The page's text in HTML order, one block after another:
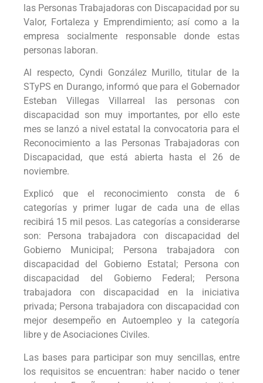
las Personas Trabajadoras con Discapacidad por su
Valor, Fortaleza y Emprendimiento; así como a la
empresa socialmente responsable donde estas
personas laboran.
Al respecto, Cyndi González Murillo, titular de la
STyPS en Durango, informó que para el Gobernador
Esteban Villegas Villarreal las personas con
discapacidad son muy importantes, por ello este
mes se lanzó a nivel estatal la convocatoria para el
Reconocimiento a las Personas Trabajadoras con
Discapacidad, que está abierta hasta el 26 de
noviembre.
Explicó que el reconocimiento consta de 6
categorías y primer lugar de cada una de ellas
recibirá 15 mil pesos. Las categorías a considerarse
son: Persona trabajadora con discapacidad del
Gobierno Municipal; Persona trabajadora con
discapacidad del Gobierno Estatal; Persona con
discapacidad del Gobierno Federal; Persona
trabajadora con discapacidad en la iniciativa
privada; Persona trabajadora con discapacidad con
mejor desempeño en Autoempleo y la categoría
libre y de Asociaciones Civiles.
Las bases para participar son muy sencillas, entre
los requisitos se encuentran: haber nacido o tener